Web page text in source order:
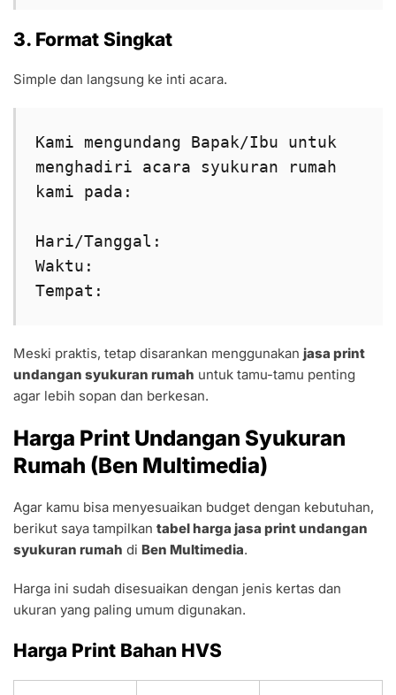
3. Format Singkat
Simple dan langsung ke inti acara.
Kami mengundang Bapak/Ibu untuk
menghadiri acara syukuran rumah
kami pada:
Hari/Tanggal:
Waktu:
Tempat:
Meski praktis, tetap disarankan menggunakan jasa print
undangan syukuran rumah untuk tamu-tamu penting
agar lebih sopan dan berkesan.
Harga Print Undangan Syukuran
Rumah (Ben Multimedia)
Agar kamu bisa menyesuaikan budget dengan kebutuhan,
berikut saya tampilkan tabel harga jasa print undangan
syukuran rumah di Ben Multimedia.
Harga ini sudah disesuaikan dengan jenis kertas dan
ukuran yang paling umum digunakan.
Harga Print Bahan HVS